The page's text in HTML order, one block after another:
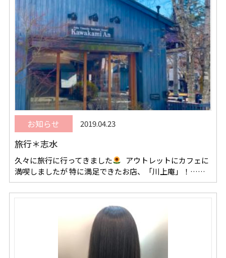
お知らせ 2019.04.23
旅行＊志水
久々に旅行に行ってきました
アウトレットにカフェに
満喫しましたが 特に満足できたお店、「川上庵」！……